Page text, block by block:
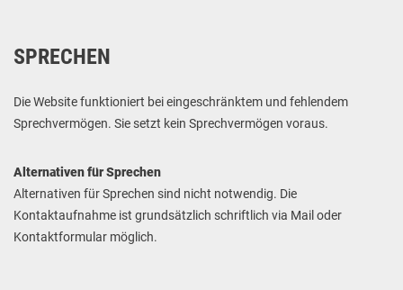
SPRECHEN
Die Website funktioniert bei eingeschränktem und fehlendem
Sprechvermögen. Sie setzt kein Sprechvermögen voraus.
Alternativen für Sprechen
Alternativen für Sprechen sind nicht notwendig. Die
Kontaktaufnahme ist grundsätzlich schriftlich via Mail oder
Kontaktformular möglich.